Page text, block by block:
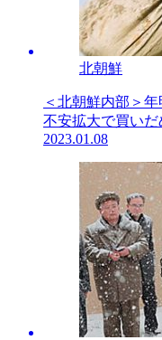
北朝鮮
＜北朝鮮内部＞
不安拡大で買い
2023.01.08